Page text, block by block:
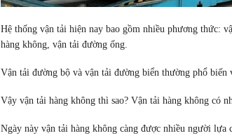
Hệ thống vận tải hiện nay bao gồm nhiều phương thức:
hàng không, vận tải đường ống.
Vận tải đường bộ và vận tải đường biển thường phổ
Vậy vận tải hàng không thì sao? Vận tải hàng không có
Ngày này vận tải hàng không càng được nhiều người lựa